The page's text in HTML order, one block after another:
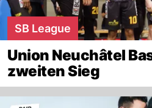
SB League
Union Neuchâtel
zweiten Sieg